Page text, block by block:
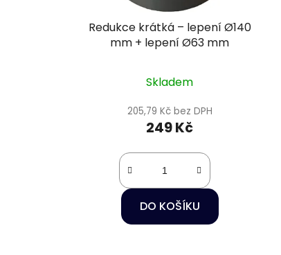
Redukce krátká – lepení Ø140
mm + lepení Ø63 mm
Skladem
205,79 Kč bez DPH
249 Kč
DO KOŠÍKU